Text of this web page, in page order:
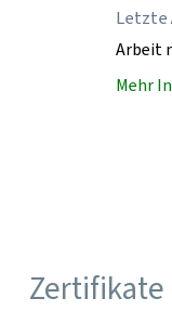
Letzte
Arbeit
Mehr